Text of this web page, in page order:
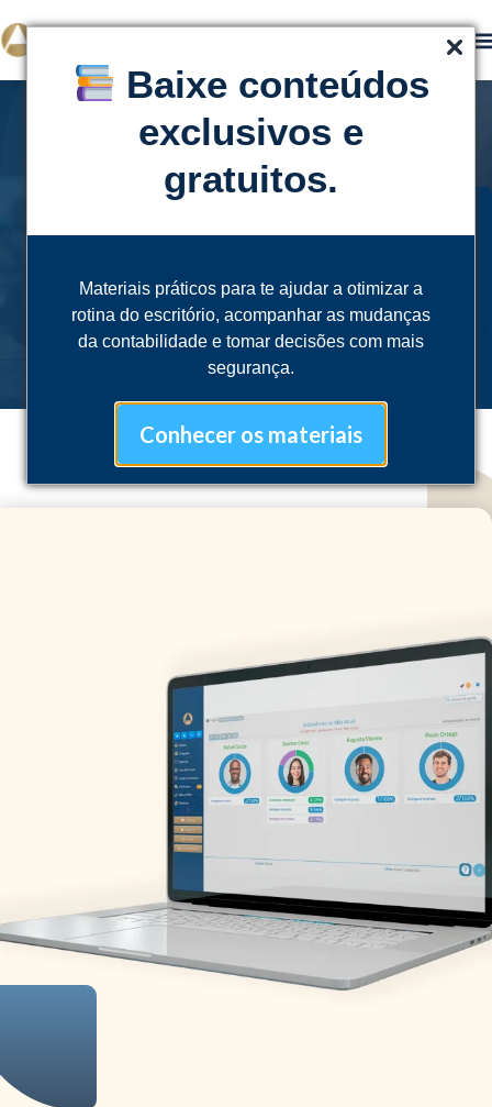
Baixe conteúdos
exclusivos e
gratuitos.
Materiais práticos para te ajudar a otimizar a
rotina do escritório, acompanhar as mudanças
da contabilidade e tomar decisões com mais
segurança.
Conhecer os materiais
Tela de Insights